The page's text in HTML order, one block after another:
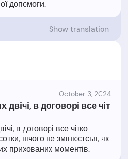
Show translation
October 3, 2024
в договорі все чіт
в договорі все чітко
нічого не змінюєтсья, як